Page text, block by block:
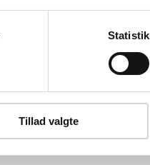
Statistik
Tillad valgte